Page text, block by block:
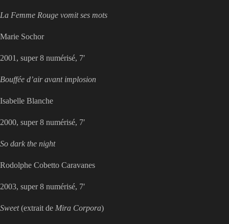
La Femme Rouge vomit ses mots
Marie Sochor
2001, super 8 numérisé, 7′
Bouffée d’air avant implosion
Isabelle Blanche
2000, super 8 numérisé, 7′
So dark the night
Rodolphe Cobetto Caravanes
2003, super 8 numérisé, 7′
Sweet(extrait de Mira Corpora)